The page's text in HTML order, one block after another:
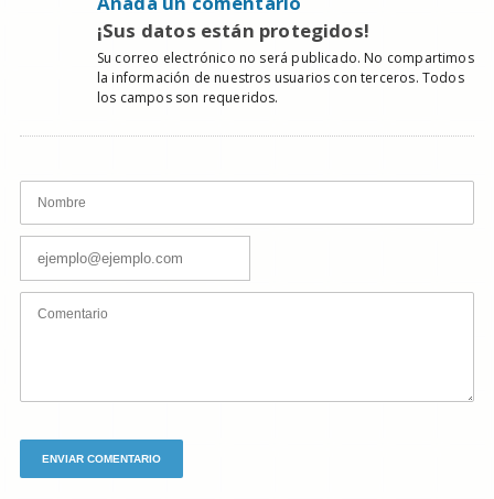
¡Sus datos están protegidos!
Su correo electrónico no será publicado. No compartimos
la información de nuestros usuarios con terceros. Todos
los campos son requeridos.